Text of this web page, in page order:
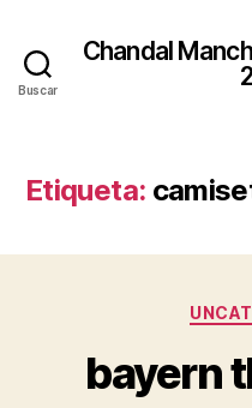
Buscar
Chandal
Etiqueta:
bayern